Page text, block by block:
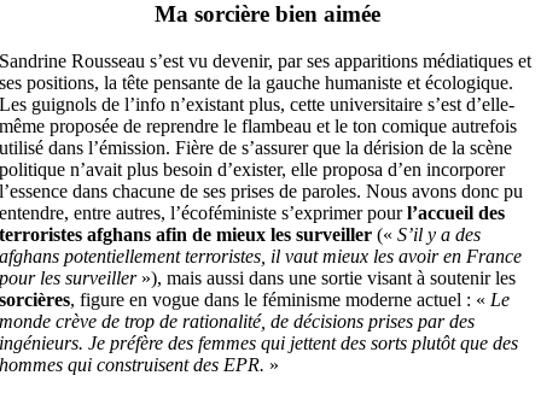
Ma sorcière bien aimée
Sandrine Rousseau s’est vu devenir, par ses apparitions médiatiques et
ses positions, la tête pensante de la gauche humaniste et écologique.
Les guignols de l’info n’existant plus, cette universitaire s’est d’elle-
même proposée de reprendre le flambeau et le ton comique autrefois
utilisé dans l’émission. Fière de s’assurer que la dérision de la scène
politique n’avait plus besoin d’exister, elle proposa d’en incorporer
l’essence dans chacune de ses prises de paroles. Nous avons donc pu
entendre, entre autres, l’écoféministe s’exprimer pourl’accueil des
terroristes afghans afin de mieux les surveiller («S’il y a des
afghans potentiellement terroristes, il vaut mieux les avoir en France
pour les surveiller»), mais aussi dans une sortie visant à soutenir les
sorcières, figure en vogue dans le féminisme moderne actuel : « Le
monde crève de trop de rationalité, de décisions prises par des
ingénieurs. Je préfère des femmes qui jettent des sorts plutôt que des
hommes qui construisent des EPR. »